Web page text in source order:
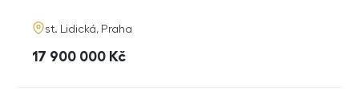
adresa
st. Lidická, Praha
cena
17 900 000 Kč